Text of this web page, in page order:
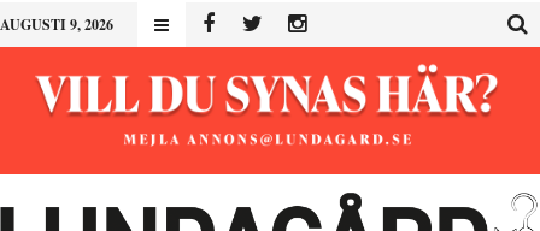
AUGUSTI 9, 2026